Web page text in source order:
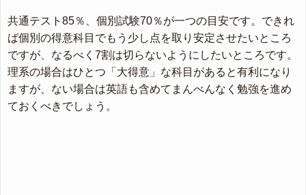
共通テスト85％、個別試験70％が一つの目安です。できれ
ば個別の得意科目でもう少し点を取り安定させたいところ
ですが、なるべく7割は切らないようにしたいところです。
理系の場合はひとつ「大得意」な科目があると有利になり
ますが、ない場合は英語も含めてまんべんなく勉強を進め
ておくべきでしょう。